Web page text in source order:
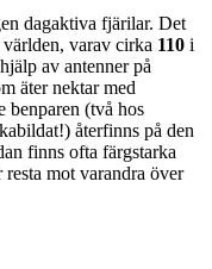
dagaktiva fjärilar. Det
varav cirka 110 i
av antenner på
äter nektar med
benparen (två hos
återfinns på den
finns ofta färgstarka
mot varandra över